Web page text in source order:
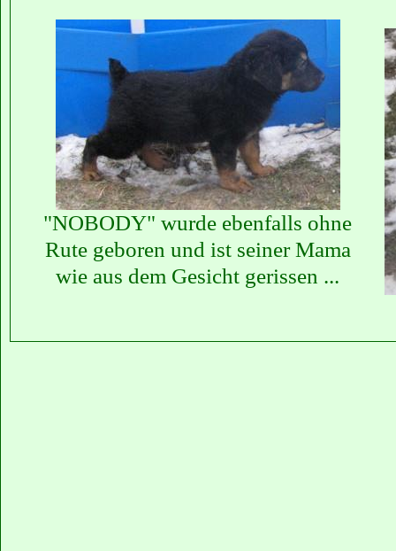
"NOBODY" wurde ebenfalls ohne
Rute geboren und ist seiner Mama
wie aus dem Gesicht gerissen ...